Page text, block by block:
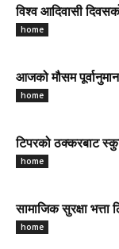
विश्व आदिवासी
home
आजको मौसम
home
टिपरको ठक्करबाट
home
सामाजिक सुरक्षा भत्ता
home